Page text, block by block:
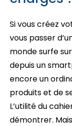
Si vous créez
vous passer
monde surfe
depuis un
encore un
produits et de
L’utilité du
démontrer.